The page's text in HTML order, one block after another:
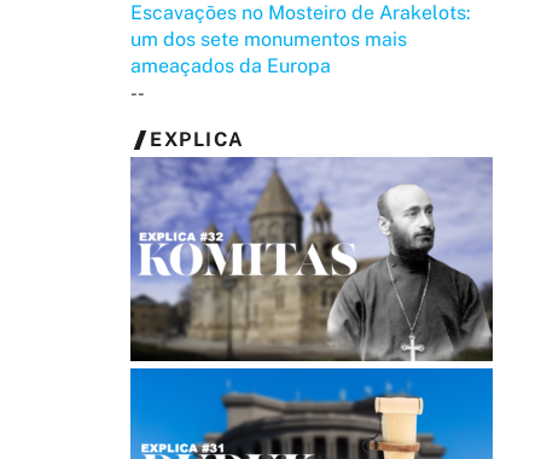
Escavações no Mosteiro de Arakelots:
um dos sete monumentos mais
ameaçados da Europa
--
EXPLICA